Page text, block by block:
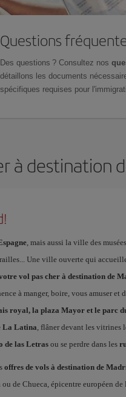
Questions
Des questions ? Consultez nos
détaillons les documents
spécifiques requises pour
à destination
, mais aussi la ville des
Une ville ouverte qui
vol pas cher à destination de
à manger, boire, vous amuser
royal, la plaza Mayor et le parc
La Latina, flâner devant les vitrines
de las Letrasou se perdre dans les
offres de vols à destination de
de Chueca, épicentre européen